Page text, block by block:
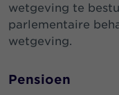
wetgeving te
parlementaire
wetgeving.
Pensioen